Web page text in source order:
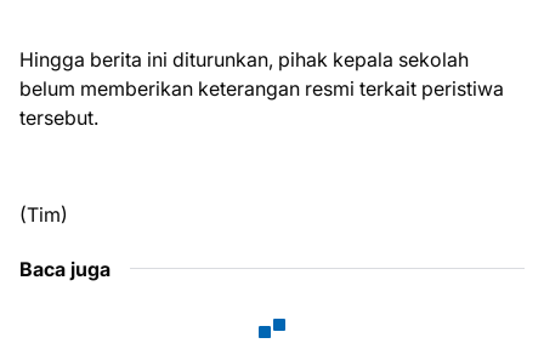
Hingga berita ini diturunkan, pihak kepala sekolah
belum memberikan keterangan resmi terkait peristiwa
tersebut.
(Tim)
Baca juga